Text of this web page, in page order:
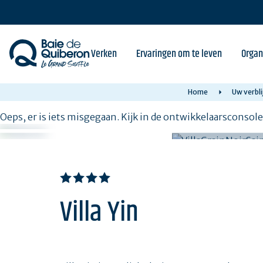
content
Verken Ervaringen om te leven
Home Uw
Oeps, er is iets misgegaan. Kijk in de
Villa Yin